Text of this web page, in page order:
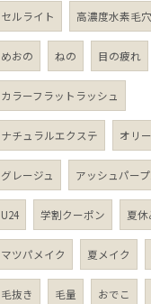
セルライト 高濃度水素毛
めおの ねの 目の疲れ
カラーフラットラッシュ
ナチュラルエクステ オリ
グレージュ アッシュパー
U24 学割クーポン 夏休
マツパメイク 夏メイク
毛抜き 毛量 おでこ